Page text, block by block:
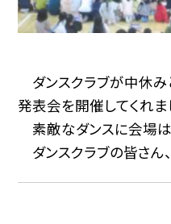
ダンスクラブが中休
発表会を開催してくれま
素敵なダンスに会場
ダンスクラブの皆さん